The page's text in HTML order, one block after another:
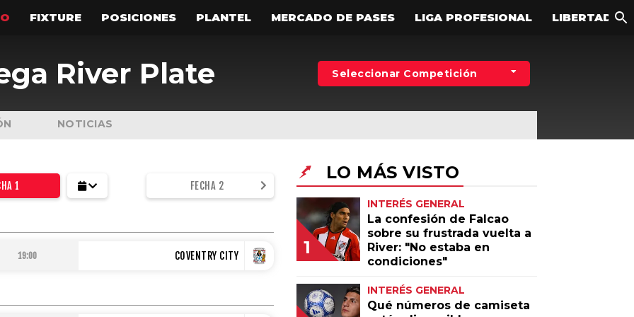
FIXTURE POSICIONES PLANTEL MERCADO DE PASES LIGA PROFESIONAL
COPA ARGENTINA
Noticias
MERCADO DE PASES
Noticias
MÁS MILLONARIOS
Ex River
River Plate Seleccionar Competición
NOTICIAS
1 FECHA 2
19:00 COVENTRY CITY
LO MÁS VISTO
1
INTERÉS GENERAL
La confesión de Falcao
sobre su frustrada vuelta a
River: "No estaba en
condiciones"
INTERÉS GENERAL
Qué números de camiseta